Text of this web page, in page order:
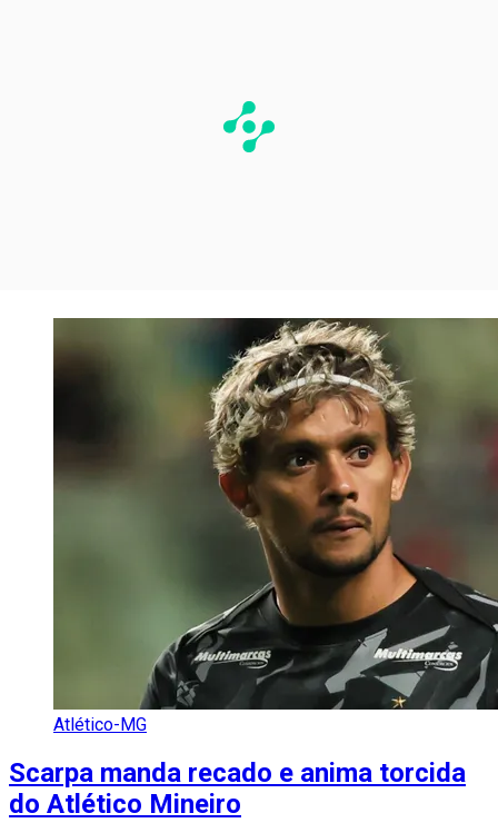
Atlético-MG
Scarpa manda recado e anima torcida
do Atlético Mineiro